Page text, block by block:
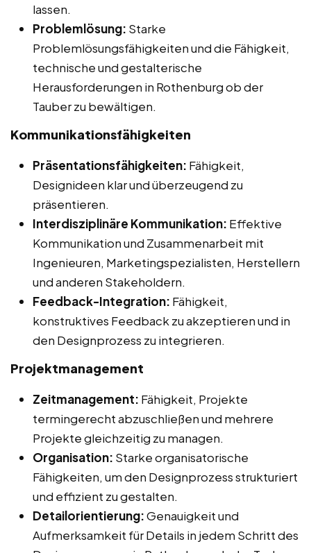
lassen.
Problemlösung: Starke
Problemlösungsfähigkeiten und die Fähigkeit,
technische und gestalterische
Herausforderungen in Rothenburg ob der
Tauber zu bewältigen.
Kommunikationsfähigkeiten
Präsentationsfähigkeiten: Fähigkeit,
Designideen klar und überzeugend zu
präsentieren.
Interdisziplinäre Kommunikation: Effektive
Kommunikation und Zusammenarbeit mit
Ingenieuren, Marketingspezialisten, Herstellern
und anderen Stakeholdern.
Feedback-Integration: Fähigkeit,
konstruktives Feedback zu akzeptieren und in
den Designprozess zu integrieren.
Projektmanagement
Zeitmanagement: Fähigkeit, Projekte
termingerecht abzuschließen und mehrere
Projekte gleichzeitig zu managen.
Organisation: Starke organisatorische
Fähigkeiten, um den Designprozess strukturiert
und effizient zu gestalten.
Detailorientierung:Genauigkeit und
Aufmerksamkeit für Details in jedem Schritt des